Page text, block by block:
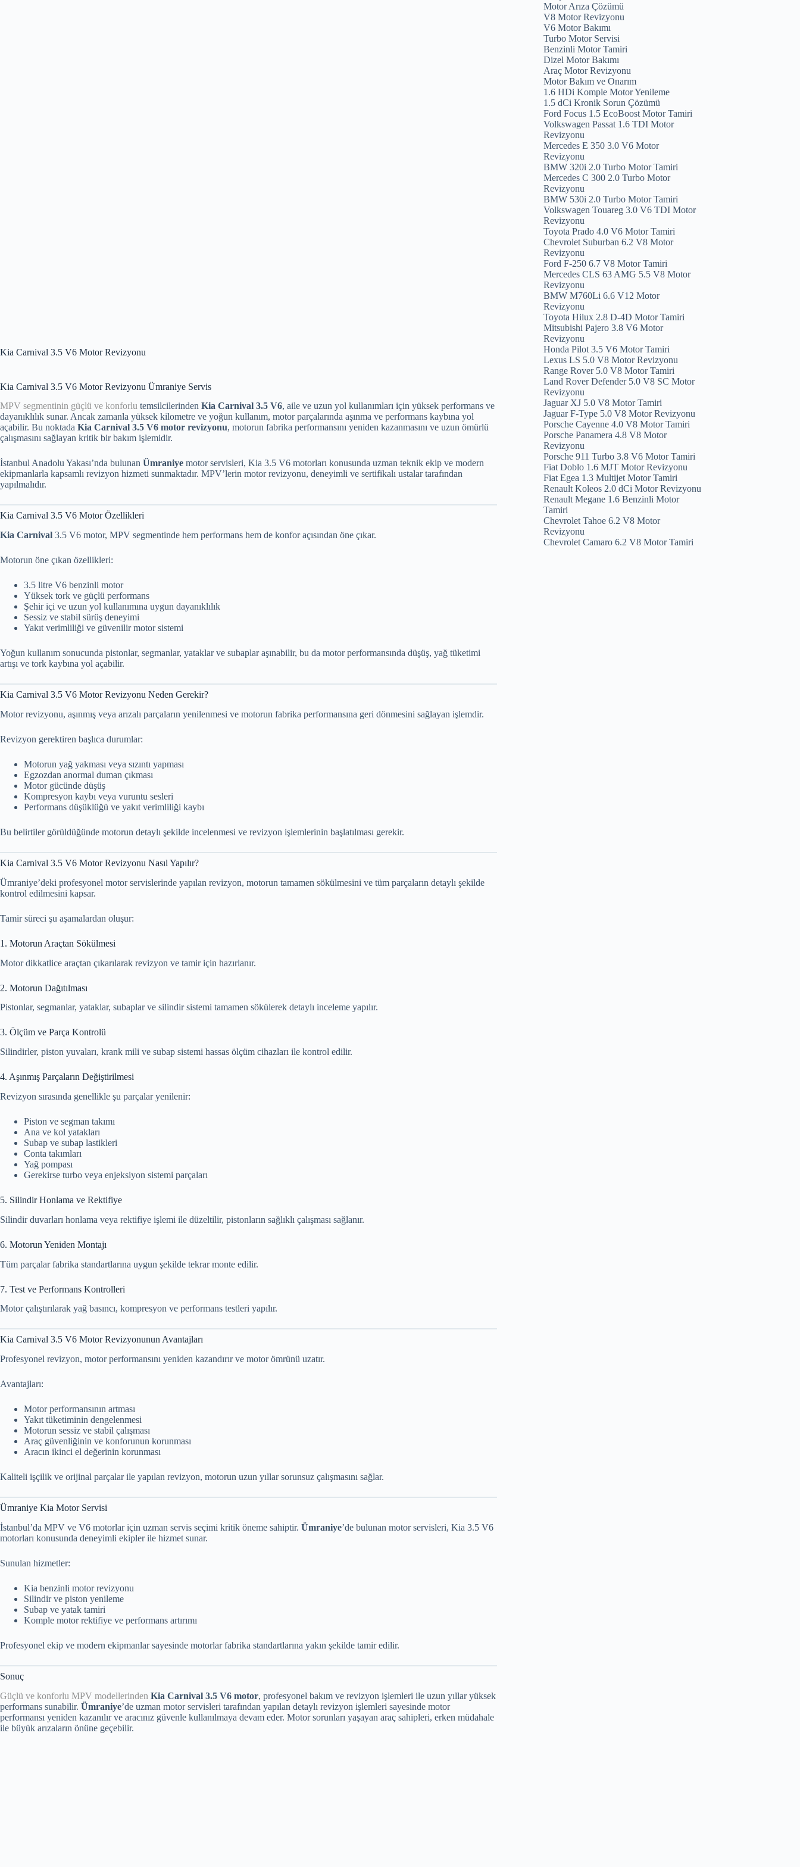
Kia Carnival 3.5 V6 Motor Revizyonu
Kia Carnival 3.5 V6 Motor Revizyonu Ümraniye Servis
MPV segmentinin güçlü ve konforlu temsilcilerinden Kia Carnival 3.5 V6, aile ve uzun yol kullanımları için yüksek performans ve
dayanıklılık sunar. Ancak zamanla yüksek kilometre ve yoğun kullanım, motor parçalarında aşınma ve performans kaybına yol
açabilir. Bu noktada Kia Carnival 3.5 V6 motor revizyonu, motorun fabrika performansını yeniden kazanmasını ve uzun ömürlü
çalışmasını sağlayan kritik bir bakım işlemidir.
İstanbul Anadolu Yakası’nda bulunan Ümraniye motor servisleri, Kia 3.5 V6 motorları konusunda uzman teknik ekip ve modern
ekipmanlarla kapsamlı revizyon hizmeti sunmaktadır. MPV’lerin motor revizyonu, deneyimli ve sertifikalı ustalar tarafından
yapılmalıdır.
Kia Carnival 3.5 V6 Motor Özellikleri
Kia Carnival 3.5 V6 motor, MPV segmentinde hem performans hem de konfor açısından öne çıkar.
Motorun öne çıkan özellikleri:
3.5 litre V6 benzinli motor
Yüksek tork ve güçlü performans
Şehir içi ve uzun yol kullanımına uygun dayanıklılık
Sessiz ve stabil sürüş deneyimi
Yakıt verimliliği ve güvenilir motor sistemi
Yoğun kullanım sonucunda pistonlar, segmanlar, yataklar ve subaplar aşınabilir, bu da motor performansında düşüş, yağ tüketimi
artışı ve tork kaybına yol açabilir.
Kia Carnival 3.5 V6 Motor Revizyonu Neden Gerekir?
Motor revizyonu, aşınmış veya arızalı parçaların yenilenmesi ve motorun fabrika performansına geri dönmesini sağlayan işlemdir.
Revizyon gerektiren başlıca durumlar:
Motorun yağ yakması veya sızıntı yapması
Egzozdan anormal duman çıkması
Motor gücünde düşüş
Kompresyon kaybı veya vuruntu sesleri
Performans düşüklüğü ve yakıt verimliliği kaybı
Bu belirtiler görüldüğünde motorun detaylı şekilde incelenmesi ve revizyon işlemlerinin başlatılması gerekir.
Kia Carnival 3.5 V6 Motor Revizyonu Nasıl Yapılır?
Ümraniye’deki profesyonel motor servislerinde yapılan revizyon, motorun tamamen sökülmesini ve tüm parçaların detaylı şekilde
kontrol edilmesini kapsar.
Tamir süreci şu aşamalardan oluşur:
1. Motorun Araçtan Sökülmesi
Motor dikkatlice araçtan çıkarılarak revizyon ve tamir için hazırlanır.
2. Motorun Dağıtılması
Pistonlar, segmanlar, yataklar, subaplar ve silindir sistemi tamamen sökülerek detaylı inceleme yapılır.
3. Ölçüm ve Parça Kontrolü
Silindirler, piston yuvaları, krank mili ve subap sistemi hassas ölçüm cihazları ile kontrol edilir.
4. Aşınmış Parçaların Değiştirilmesi
Revizyon sırasında genellikle şu parçalar yenilenir:
Piston ve segman takımı
Ana ve kol yatakları
Subap ve subap lastikleri
Conta takımları
Yağ pompası
Gerekirse turbo veya enjeksiyon sistemi parçaları
5. Silindir Honlama ve Rektifiye
Silindir duvarları honlama veya rektifiye işlemi ile düzeltilir, pistonların sağlıklı çalışması sağlanır.
6. Motorun Yeniden Montajı
Tüm parçalar fabrika standartlarına uygun şekilde tekrar monte edilir.
7. Test ve Performans Kontrolleri
Motor çalıştırılarak yağ basıncı, kompresyon ve performans testleri yapılır.
Kia Carnival 3.5 V6 Motor Revizyonunun Avantajları
Profesyonel revizyon, motor performansını yeniden kazandırır ve motor ömrünü uzatır.
Avantajları:
Motor performansının artması
Yakıt tüketiminin dengelenmesi
Motorun sessiz ve stabil çalışması
Araç güvenliğinin ve konforunun korunması
Aracın ikinci el değerinin korunması
Kaliteli işçilik ve orijinal parçalar ile yapılan revizyon, motorun uzun yıllar sorunsuz çalışmasını sağlar.
Ümraniye Kia Motor Servisi
İstanbul’da MPV ve V6 motorlar için uzman servis seçimi kritik öneme sahiptir. Ümraniye’de bulunan motor servisleri, Kia 3.5 V6
motorları konusunda deneyimli ekipler ile hizmet sunar.
Sunulan hizmetler:
Kia benzinli motor revizyonu
Silindir ve piston yenileme
Subap ve yatak tamiri
Komple motor rektifiye ve performans artırımı
Profesyonel ekip ve modern ekipmanlar sayesinde motorlar fabrika standartlarına yakın şekilde tamir edilir.
Sonuç
Güçlü ve konforlu MPV modellerinden Kia Carnival 3.5 V6 motor, profesyonel bakım ve revizyon işlemleri ile uzun yıllar yüksek
performans sunabilir. Ümraniye’de uzman motor servisleri tarafından yapılan detaylı revizyon işlemleri sayesinde motor
performansı yeniden kazanılır ve aracınız güvenle kullanılmaya devam eder. Motor sorunları yaşayan araç sahipleri, erken müdahale
ile büyük arızaların önüne geçebilir.
Motor Arıza Çözümü
V8 Motor Revizyonu
V6 Motor Bakımı
Turbo Motor Servisi
Benzinli Motor Tamiri
Dizel Motor Bakımı
Araç Motor Revizyonu
Motor Bakım ve Onarım
1.6 HDi Komple Motor Yenileme
1.5 dCi Kronik Sorun Çözümü
Ford Focus 1.5 EcoBoost Motor Tamiri
Volkswagen Passat 1.6 TDI Motor
Revizyonu
Mercedes E 350 3.0 V6 Motor
Revizyonu
BMW 320i 2.0 Turbo Motor Tamiri
Mercedes C 300 2.0 Turbo Motor
Revizyonu
BMW 530i 2.0 Turbo Motor Tamiri
Volkswagen Touareg 3.0 V6 TDI Motor
Revizyonu
Toyota Prado 4.0 V6 Motor Tamiri
Chevrolet Suburban 6.2 V8 Motor
Revizyonu
Ford F-250 6.7 V8 Motor Tamiri
Mercedes CLS 63 AMG 5.5 V8 Motor
Revizyonu
BMW M760Li 6.6 V12 Motor
Revizyonu
Toyota Hilux 2.8 D-4D Motor Tamiri
Mitsubishi Pajero 3.8 V6 Motor
Revizyonu
Honda Pilot 3.5 V6 Motor Tamiri
Lexus LS 5.0 V8 Motor Revizyonu
Range Rover 5.0 V8 Motor Tamiri
Land Rover Defender 5.0 V8 SC Motor
Revizyonu
Jaguar XJ 5.0 V8 Motor Tamiri
Jaguar F-Type 5.0 V8 Motor Revizyonu
Porsche Cayenne 4.0 V8 Motor Tamiri
Porsche Panamera 4.8 V8 Motor
Revizyonu
Porsche 911 Turbo 3.8 V6 Motor Tamiri
Fiat Doblo 1.6 MJT Motor Revizyonu
Fiat Egea 1.3 Multijet Motor Tamiri
Renault Koleos 2.0 dCi Motor Revizyonu
Renault Megane 1.6 Benzinli Motor
Tamiri
Chevrolet Tahoe 6.2 V8 Motor
Revizyonu
Chevrolet Camaro 6.2 V8 Motor Tamiri